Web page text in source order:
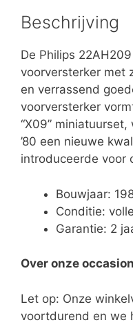
Beschrijving
De Philips
voorversterker met
en verrassend
voorversterker
“X09”
’80 een nieuwe
introduceerde voor
Bouwjaar:
Conditie:
Garantie: 2
Over onze
Let op: Onze
voortdurend en we